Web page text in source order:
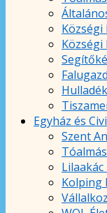
Községi
Egyház és
Szent
Kolping